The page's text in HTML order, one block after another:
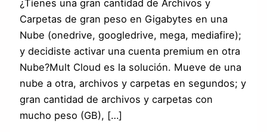
¿Tienes una gran cantidad de Archivos y
Carpetas de gran peso en Gigabytes en una
Nube (onedrive, googledrive, mega, mediafire);
y decidiste activar una cuenta premium en otra
Nube?Mult Cloud es la solución. Mueve de una
nube a otra, archivos y carpetas en segundos; y
gran cantidad de archivos y carpetas con
mucho peso (GB), […]